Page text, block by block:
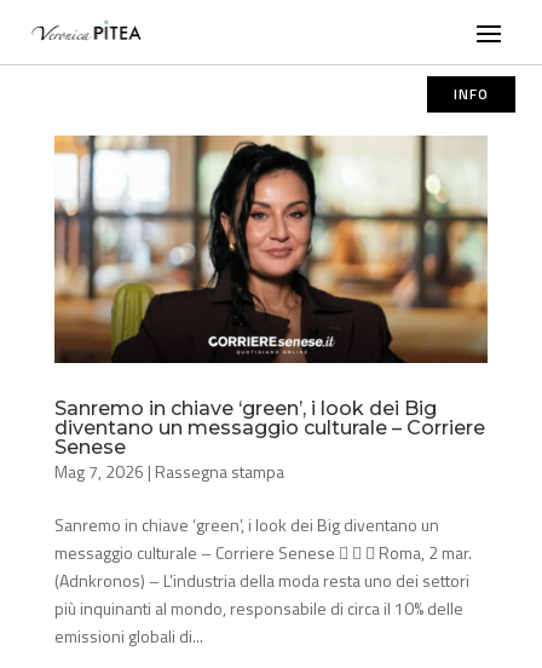
INFO
Sanremo in chiave ‘green’, i look dei Big
diventano un messaggio culturale – Corriere
Senese
Mag 7, 2026 | Rassegna stampa
Sanremo in chiave ‘green’, i look dei Big diventano un
messaggio culturale – Corriere Senese    Roma, 2 mar.
(Adnkronos) – L’industria della moda resta uno dei settori
più inquinanti al mondo, responsabile di circa il 10% delle
emissioni globali di...